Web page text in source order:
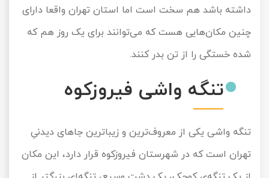
داشته باشد هم سخت است اما استان تهران واقعا دارای
چنین مکان‌هایی هست که می‌توانند برای یک روز هم که
شده خستگی را از تن بدر کنند.
تنگه واشی فیروزکوه
تنگه واشی یکی از معروف‌ترین و زیباترین جاهای دیدنیِ
تهران است که در شهرستان فیروزکوه قرار دارد، این مکان